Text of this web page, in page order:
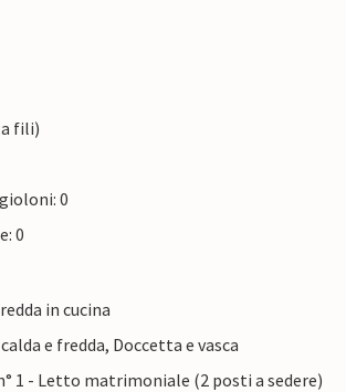
fili)
0
0
in cucina
e fredda, Doccetta e vasca
1 - Letto matrimoniale (2 posti a sedere)